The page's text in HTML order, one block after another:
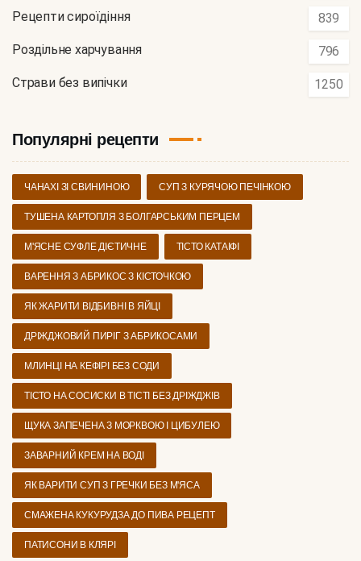
Рецепти сироїдіння 839
Роздільне харчування 796
Страви без випічки 1250
Популярні рецепти
ЧАНАХІ ЗІ СВИНИНОЮ СУП З КУРЯЧОЮ ПЕЧІНКОЮ
ТУШЕНА КАРТОПЛЯ З БОЛГАРСЬКИМ ПЕРЦЕМ
М'ЯСНЕ СУФЛЕ ДІЄТИЧНЕ ТІСТО КАТАІФІ
ВАРЕННЯ З АБРИКОС З КІСТОЧКОЮ
ЯК ЖАРИТИ ВІДБИВНІ В ЯЙЦІ
ДРІЖДЖОВИЙ ПИРІГ З АБРИКОСАМИ
МЛИНЦІ НА КЕФІРІ БЕЗ СОДИ
ТІСТО НА СОСИСКИ В ТІСТІ БЕЗ ДРІЖДЖІВ
ЩУКА ЗАПЕЧЕНА З МОРКВОЮ І ЦИБУЛЕЮ
ЗАВАРНИЙ КРЕМ НА ВОДІ
ЯК ВАРИТИ СУП З ГРЕЧКИ БЕЗ М'ЯСА
СМАЖЕНА КУКУРУДЗА ДО ПИВА РЕЦЕПТ
ПАТИСОНИ В КЛЯРІ